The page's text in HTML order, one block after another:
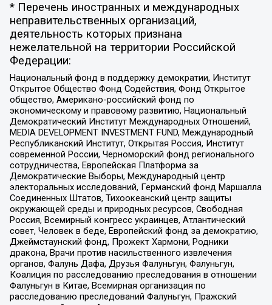
* Перечень иностранных и международных
неправительственных организаций,
деятельность которых признана
нежелательной на территории Российской
Федерации:
Национальный фонд в поддержку демократии, Институт
Открытое Общество Фонд Содействия, Фонд Открытое
общество, Американо-российский фонд по
экономическому и правовому развитию, Национальный
Демократический Институт Международных Отношений,
MEDIA DEVELOPMENT INVESTMENT FUND, Международный
Республиканский Институт, Открытая Россия, Институт
современной России, Черноморский фонд регионального
сотрудничества, Европейская Платформа за
Демократические Выборы, Международный центр
электоральных исследований, Германский фонд Маршалла
Соединенных Штатов, Тихоокеанский центр защиты
окружающей среды и природных ресурсов, Свободная
Россия, Всемирный конгресс украинцев, Атлантический
совет, Человек в беде, Европейский фонд за демократию,
Джеймстаунский фонд, Прожект Хармони, Родники
дракона, Врачи против насильственного извлечения
органов, Фалунь Дафа, Друзья Фалуньгун, Фалуньгун,
Коалиция по расследованию преследования в отношении
Фалуньгун в Китае, Всемирная организация по
расследованию преследований Фалуньгун, Пражский